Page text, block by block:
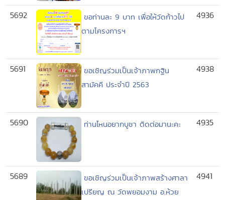
5692
ขอท่านละ 9 บาท เพื่อให้วัดก้าวไป
ตามโครงการฯ
4936
5691
ขอเชิญร่วมเป็นเจ้าภาพกฐิน
สามัคคี ประจำปี 2563
4938
5690 ท่านไหนอยากบูชา ติดต่อมานะคะ 4935
5689
ขอเชิญร่วมเป็นเจ้าภาพสร้างศาลา
เปรียญ ณ วัดพยอมงาม อ.ห้วย
4941